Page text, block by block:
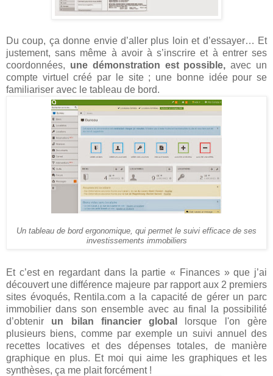
Du coup, ça donne envie d’aller plus loin et d’essayer… Et
justement, sans même à avoir à s’inscrire et à entrer ses
coordonnées, une démonstration est possible,avec un
compte virtuel créé par le site ; une bonne idée pour se
familiariser avec le tableau de bord.
Un tableau de bord ergonomique, qui permet le suivi efficace de ses
investissements immobiliers
Et c’est en regardant dans la partie « Finances » que j’ai
découvert une différence majeure par rapport aux 2 premiers
sites évoqués, Rentila.com a la capacité de gérer un parc
immobilier dans son ensemble avec au final la possibilité
d’obtenir un bilan financier global
lorsque l'on gère
plusieurs biens, comme par exemple un suivi annuel des
recettes locatives et des dépenses totales, de manière
graphique en plus. Et moi qui aime les graphiques et les
synthèses, ça me plait forcément !